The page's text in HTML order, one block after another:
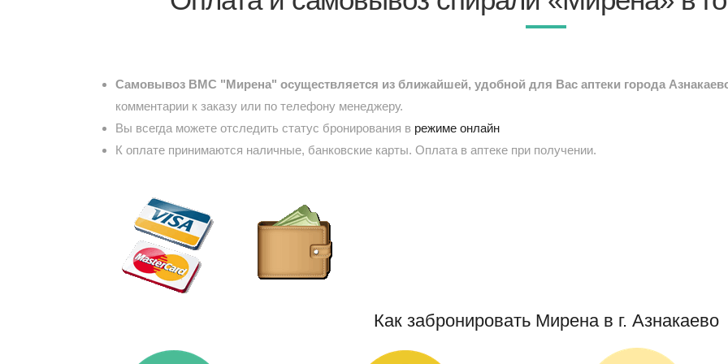
Самовывоз ВМС "Мирена" осуществляется из ближайшей, удобной для Вас аптеки города
комментарии к заказу или по телефону менеджеру.
Вы всегда можете отследить статус бронирования в режиме онлайн
К оплате принимаются наличные, банковские карты. Оплата в аптеке при получении.
Как забронировать Мирена в г. Азнакаево